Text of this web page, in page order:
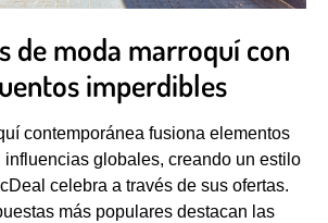
de moda marroquí con
imperdibles
contemporánea fusiona elementos
globales, creando un estilo
celebra a través de sus ofertas.
más populares destacan las